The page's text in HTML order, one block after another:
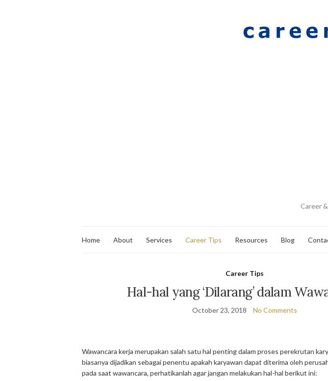
Career
Home About Services Career Tips Resources Blog
Career Tips
Hal-hal yang ‘Dilarang’ dalam
October 23, 2018 No Comments
Wawancara kerja merupakan salah satu hal penting dalam proses perekrutan
biasanya dijadikan sebagai penentu apakah karyawan dapat diterima oleh
pada saat wawancara, perhatikanlah agar jangan melakukan hal-hal berikut ini: